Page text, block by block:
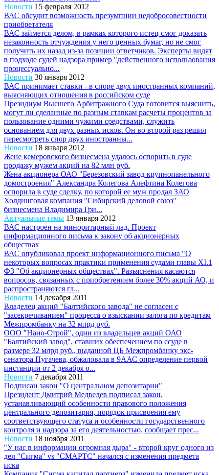
Новости 15 февраля 2012
ВАС обсудит возможность презумпции недобросовестности
приобретателя
ВАС займется делом, в рамках которого истец смог доказать
незаконность отчуждения у него ценных бумаг, но не смог
получить их назад из-за позиции ответчиков. Эксперты видят
в подходе судей надзора пример "действенного использования
процессуально...
Новости 30 января 2012
ВАС принимает ставки - в споре двух иностранных компаний,
выясняющих отношения в российском суде
Президиум Высшего Арбитражного Суда готовится выяснить,
могут ли сделанные по разным ставкам расчеты процентов за
пользование одними чужими средствами, служить
основанием для двух разных исков. Он во второй раз решил
пересмотреть спор двух иностранны...
Новости 18 января 2012
Жене кемеровского бизнесмена удалось оспорить в суде
продажу мужем акций на 82 млн руб.
Жена акционера ОАО "Березовский завод крупнопанельного
домостроения" Александра Колегова Алефтина Колегова
оспорила в суде сделку, по которой ее муж продал ЗАО
Холдинговая компания "Сибирский деловой союз"
бизнесмена Владимира Гри...
Актуальные темы 13 января 2012
ВАС настроен на миноритарный лад. Проект
информационного письма к закону об акционерных
обществах
ВАС опубликовал проект информационного письма "О
некоторых вопросах практики применения судами главы XI.1
ФЗ "Об акционерных обществах". Разъяснения касаются
вопросов, связанных с приобретением более 30% акций АО, и
распространяются гл...
Новости 14 декабря 2011
Владелец акций "Балтийского завода" не согласен с
"засекречиванием" процесса о взыскании залога по кредитам
Межпромбанку на 32 млрд руб.
ООО "Нано-Строй", один из владельцев акций ОАО
"Балтийский завод", ставших обеспечением по ссуде в
размере 32 млрд руб., выданной ЦБ Межпромбанку экс-
сенатора Пугачева, обжаловала в 9ААС определение первой
инстанции от 2 декабря о...
Новости 7 декабря 2011
Подписан закон "О центральном депозитарии"
Президент Дмитрий Медведев подписал закон,
устанавливающий особенности правового положения
центрального депозитария, порядок присвоения ему
соответствующего статуса и особенности государственного
контроля и надзора за его деятельностью, сообщает прес...
Новости 18 ноября 2011
"У нас в информации огромная дыра" - второй круг одного из
дел "Сигма" vs "СМАРТС" начался с изменения предмета
иска